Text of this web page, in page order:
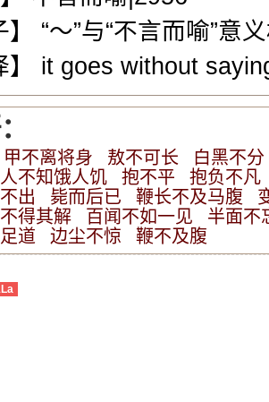
】 “～”与“不言而喻”意
】 it goes without
不离将身 敖不可长
白黑不分
不知饿人饥 抱不平
抱负不凡
出 毙而后已 鞭长不及马腹
得其解 百闻不如一见
半面不
道 边尘不惊 鞭不及腹